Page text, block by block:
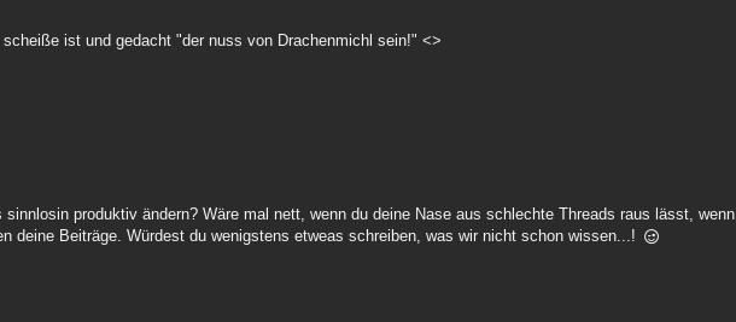
ist und gedacht "der nuss von Drachenmichl sein!" <>
produktiv ändern? Wäre mal nett, wenn du deine Nase aus schlechte Threads raus lässt, wenn
deine Beiträge. Würdest du wenigstens etweas schreiben, was wir nicht schon wissen...!